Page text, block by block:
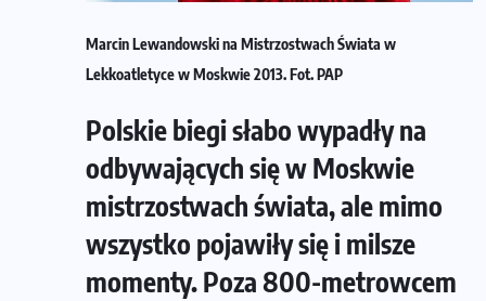
Marcin Lewandowski na Mistrzostwach Świata w
Lekkoatletyce w Moskwie 2013. Fot. PAP
Polskie biegi słabo wypadły na
odbywających się w Moskwie
mistrzostwach świata, ale mimo
wszystko pojawiły się i milsze
momenty. Poza 800-metrowcem